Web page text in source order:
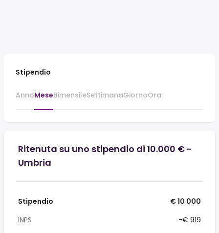
Stipendio
AnnoMeseBimensileSettimanaGiornoOra
Ritenuta su uno stipendio di 10.000 € -
Umbria
Stipendio
€ 10 000
INPS
-€ 919